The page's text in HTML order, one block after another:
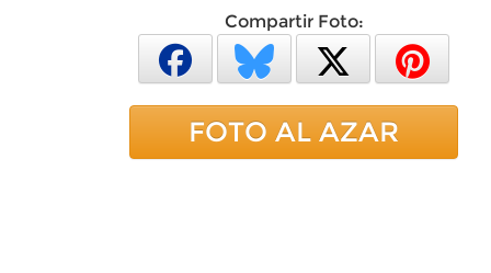
Compartir Foto:
FOTO AL AZAR